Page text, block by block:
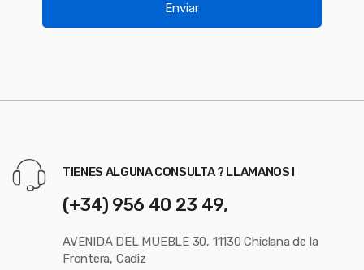
Enviar
TIENES ALGUNA CONSULTA ? LLAMANOS !
(+34) 956 40 23 49,
AVENIDA DEL MUEBLE 30, 11130 Chiclana de la
Frontera, Cadiz